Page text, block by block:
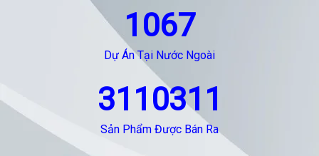
1067
Dự Án Tại Nước Ngoài
3110311
Sản Phẩm Được Bán Ra